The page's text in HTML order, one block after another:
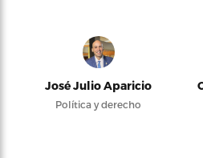
José Julio Aparicio
Política y derecho